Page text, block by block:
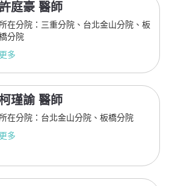
庭豪 醫師
所在分院：三重分院、台北金山分院、板
分院
更多
瑾諭 醫師
所在分院：台北金山分院、板橋分院
更多